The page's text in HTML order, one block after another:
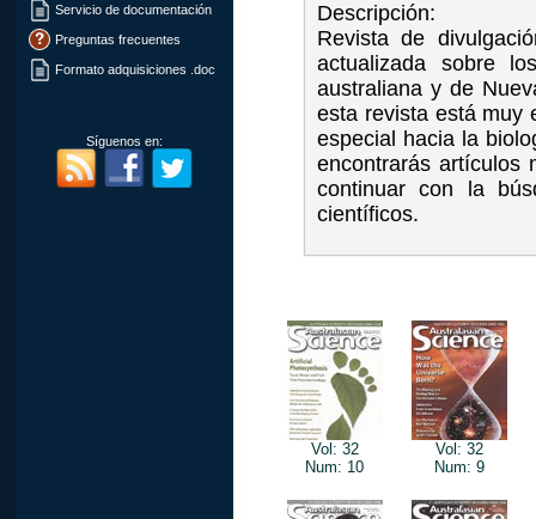
Servicio de documentación
Preguntas frecuentes
Formato adquisiciones .doc
Síguenos en:
Descripción:
Revista de
actualizada sobre
australiana y de
esta revista está muy
especial hacia la
encontrarás artículos
continuar con la
científicos.
Vol: 32
Num: 10
Vol: 32
Num: 9